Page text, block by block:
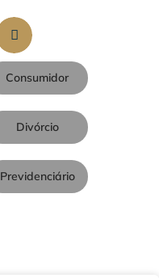
Consumidor
Divórcio
Previdenciário